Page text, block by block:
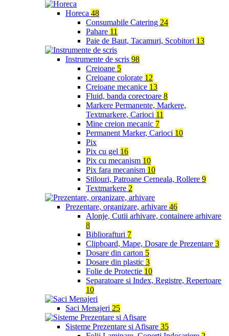
Horeca 48
Consumabile Catering 24
Pahare 11
Paie de Baut, Tacamuri, Scobitori 13
Instrumente de scris 98
Creioane 5
Creioane colorate 12
Creioane mecanice 13
Fluid, banda corectoare 8
Markere Permanente, Markere,
Textmarkere, Carioci 11
Mine creion mecanic 7
Permanent Marker, Carioci 10
Pix
Pix cu gel 16
Pix cu mecanism 10
Pix fara mecanism 10
Stilouri, Patroane Cerneala, Rollere 9
Textmarkere 2
Prezentare, organizare, arhivare 46
Alonje, Cutii arhivare, containere arhivare
8
Bibliorafturi 7
Clipboard, Mape, Dosare de Prezentare 3
Dosare din carton 5
Dosare din plastic 3
Folie de Protectie 10
Separatoare si Index, Registre, Repertoare
10
Saci Menajeri 25
Sisteme Prezentare si Afisare 35